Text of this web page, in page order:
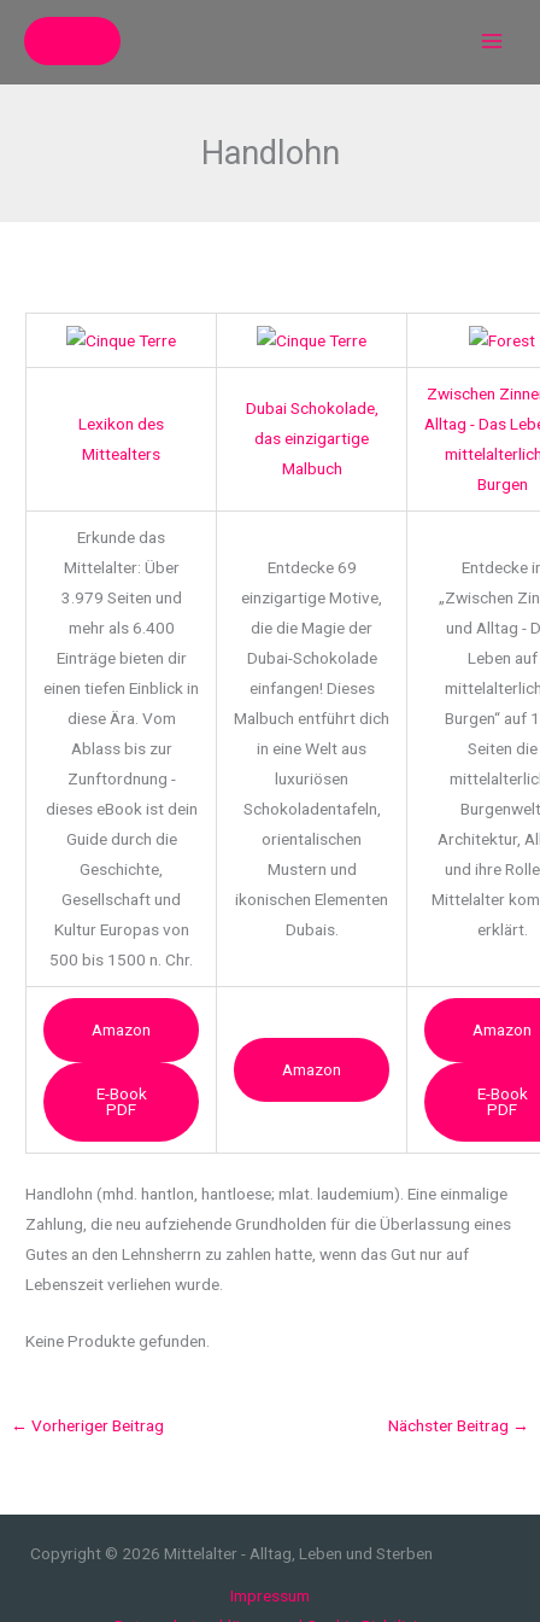
Inhalt
Handlohn
Lexikon des
Mittealters
Dubai Schokolade,
das einzigartige
Malbuch
Zwischen
Alltag - Das
Burgen
Erkunde das
Mittelalter: Über
3.979 Seiten und
mehr als 6.400
Einträge bieten dir
einen tiefen Einblick in
diese Ära. Vom
Ablass bis zur
Zunftordnung -
dieses eBook ist dein
Guide durch die
Geschichte,
Gesellschaft und
Kultur Europas von
500 bis 1500 n. Chr.
Entdecke 69
einzigartige Motive,
die die Magie der
Dubai-Schokolade
einfangen! Dieses
Malbuch entführt dich
in eine Welt aus
luxuriösen
Schokoladentafeln,
orientalischen
Mustern und
ikonischen Elementen
Dubais.
Entdecke
„Zwischen
und Alltag -
Leben auf
Burgen“ auf
Seiten die
Architektur,
und ihre
Mittelalter
erklärt.
Amazon
E-Book
PDF
Amazon
Amazon
E-Book
PDF
Handlohn (mhd. hantlon, hantloese; mlat. laudemium). Eine einmalige
Zahlung, die neu aufziehende Grundholden für die Überlassung eines
Gutes an den Lehnsherrn zu zahlen hatte, wenn das Gut nur auf
Lebenszeit verliehen wurde.
Keine Produkte gefunden.
← Vorheriger Beitrag Nächster Beitrag →
Copyright © 2026 Mittelalter - Alltag, Leben und Sterben
Impressum